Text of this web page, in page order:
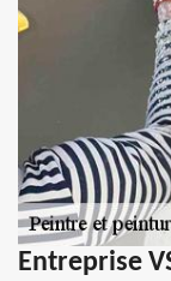
Entreprise